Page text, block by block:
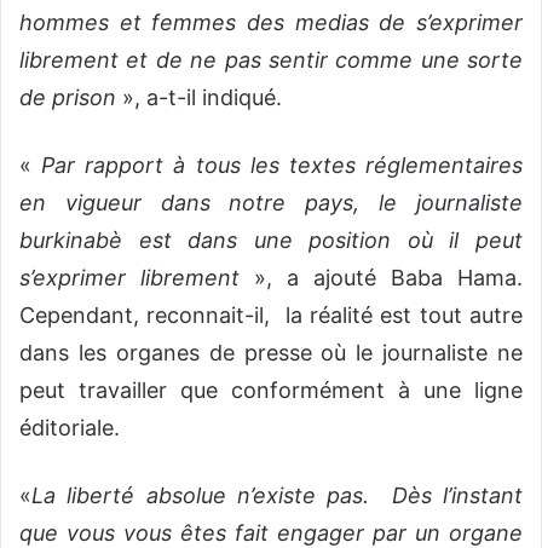
hommes et femmes des medias de s’exprimer
librement et de ne pas sentir comme une sorte
de prison », a-t-il indiqué.
«Par rapport à tous les textes réglementaires
en vigueur dans notre pays, le journaliste
burkinabè est dans une position où il peut
s’exprimer librement », a ajouté Baba Hama.
Cependant, reconnait-il, la réalité est tout autre
dans les organes de presse où le journaliste ne
peut travailler que conformément à une ligne
éditoriale.
«La liberté absolue n’existe pas. Dès l’instant
que vous vous êtes fait engager par un organe